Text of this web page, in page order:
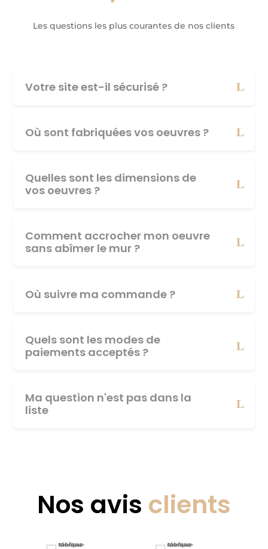
Les questions les plus courantes de nos clients
Votre site est-il sécurisé ?
Où sont fabriquées vos oeuvres ?
Quelles sont les dimensions de
vos oeuvres ?
Comment accrocher mon oeuvre
sans abîmer le mur ?
Où suivre ma commande ?
Quels sont les modes de
paiements acceptés ?
Ma question n'est pas dans la
liste
Nos avis clients